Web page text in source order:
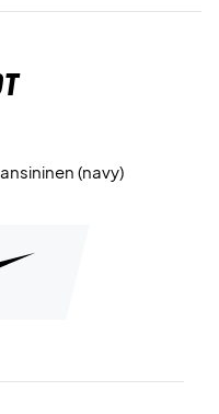
viimeistelee
ajattoman tyylin.
Nike Swoosh Classic
(navy)